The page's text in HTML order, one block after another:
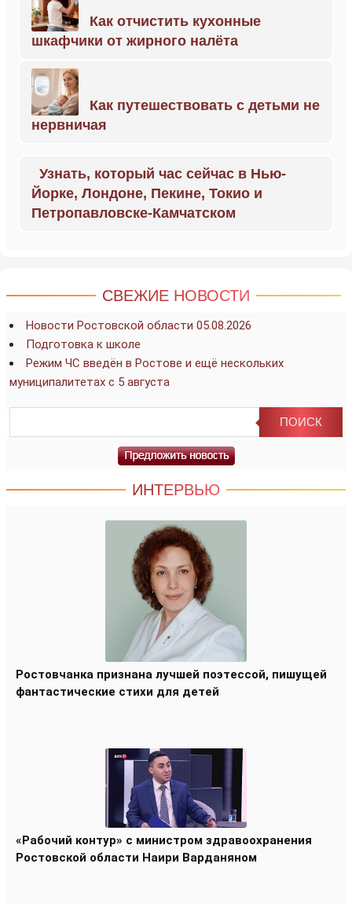
Как отчистить кухонные
шкафчики от жирного налёта
Как путешествовать с детьми не
нервничая
Узнать, который час сейчас в Нью-
Йорке, Лондоне, Пекине, Токио и
Петропавловске-Камчатском
СВЕЖИЕ НОВОСТИ
Новости Ростовской области 05.08.2026
Подготовка к школе
Режим ЧС введён в Ростове и ещё нескольких
муниципалитетах с 5 августа
ИНТЕРВЬЮ
Ростовчанка признана лучшей поэтессой, пишущей
фантастические стихи для детей
«Рабочий контур» с министром здравоохранения
Ростовской области Наири Варданяном